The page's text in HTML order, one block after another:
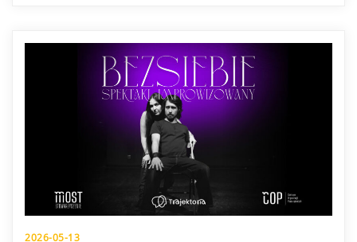
2026-05-13